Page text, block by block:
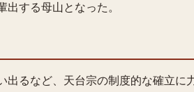
する母山となった。
出るなど、天台宗の制度的な確立に